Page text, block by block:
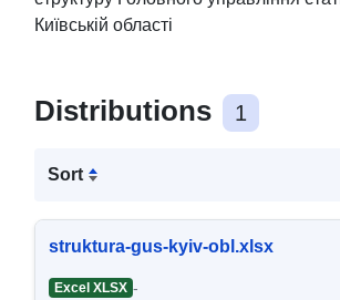
Київській області
Distributions 1
Sort
struktura-gus-kyiv-obl.xlsx
Excel XLSX -